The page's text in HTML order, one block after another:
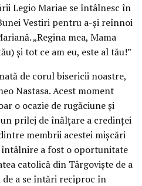
Legio Mariae se întâlnesc în
Vestiri pentru a-și reînnoi
„Regina mea, Mama
și tot ce am eu, este al tău!”
de corul bisericii noastre,
Nastasa. Acest moment
o ocazie de rugăciune și
prilej de înălțare a credinței
membrii acestei mișcări
întâlnire a fost o oportunitate
catolică din Târgoviște de a
a se întări reciproc în